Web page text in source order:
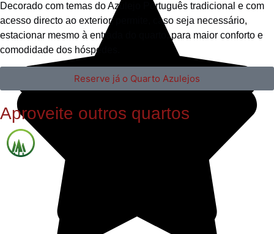
Decorado com temas do Azulejo Português tradicional e com
acesso directo ao exterior, permite, caso seja necessário,
estacionar mesmo à entrada do quarto, para maior conforto e
comodidade dos hóspedes.
Reserve já o Quarto Azulejos
Aproveite outros quartos